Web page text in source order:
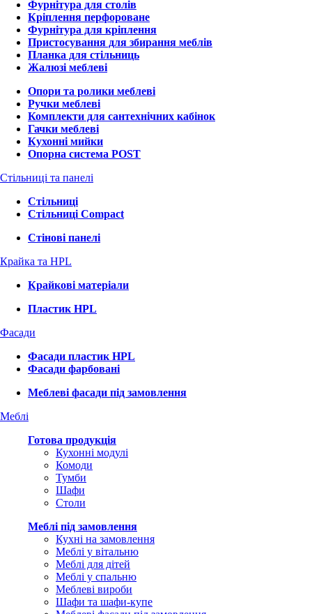
Фурнітура для столів
Кріплення перфороване
Фурнітура для кріплення
Пристосування для збирання меблів
Планка для стільниць
Жалюзі меблеві
Опори та ролики меблеві
Ручки меблеві
Комплекти для сантехнічних кабінок
Гачки меблеві
Кухонні мийки
Опорна система POST
Стільниці та панелі
Стільниці
Стільниці Compact
Стінові панелі
Крайка та HPL
Крайкові матеріали
Пластик HPL
Фасади
Фасади пластик HPL
Фасади фарбовані
Меблеві фасади під замовлення
Меблі
Готова продукція
Кухонні модулі
Комоди
Тумби
Шафи
Столи
Меблі під замовлення
Кухні на замовлення
Меблі у вітальню
Меблі для дітей
Меблі у спальню
Меблеві вироби
Шафи та шафи-купе